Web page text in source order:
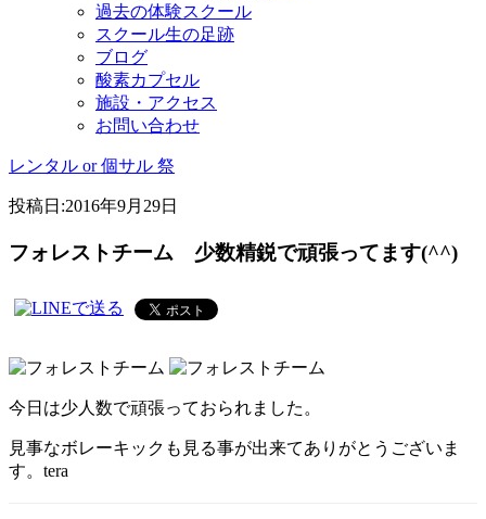
過去の体験スクール
スクール生の足跡
ブログ
酸素カプセル
施設・アクセス
お問い合わせ
レンタル or 個サル 祭
投稿日:2016年9月29日
フォレストチーム 少数精鋭で頑張ってます(^^)
今日は少人数で頑張っておられました。
見事なボレーキックも見る事が出来てありがとうございま
す。tera